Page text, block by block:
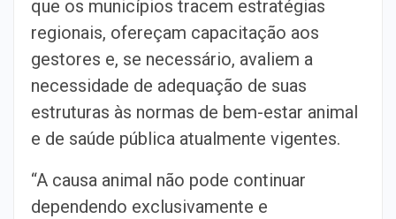
que os municípios tracem estratégias
regionais, ofereçam capacitação aos
gestores e, se necessário, avaliem a
necessidade de adequação de suas
estruturas às normas de bem-estar animal
e de saúde pública atualmente vigentes.
“A causa animal não pode continuar
dependendo exclusivamente e